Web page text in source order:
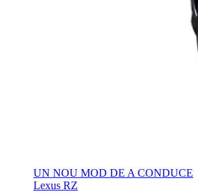
UN NOU MOD DE A CONDUCE
Lexus RZ